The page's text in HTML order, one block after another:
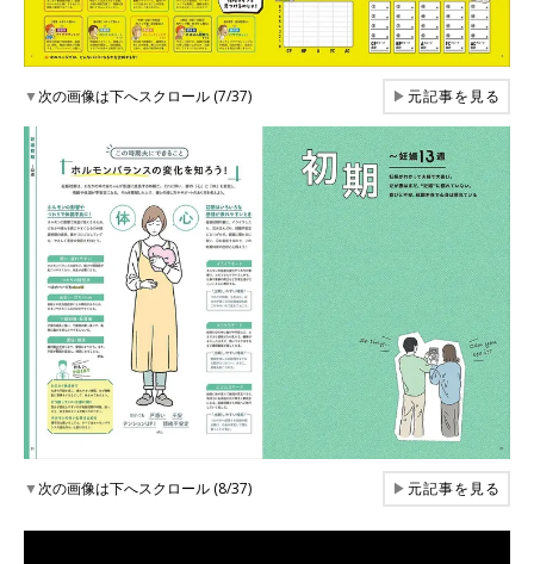
▼次の画像は下へスクロール (7/37) ▶元記事を見る
▼次の画像は下へスクロール (8/37) ▶元記事を見る